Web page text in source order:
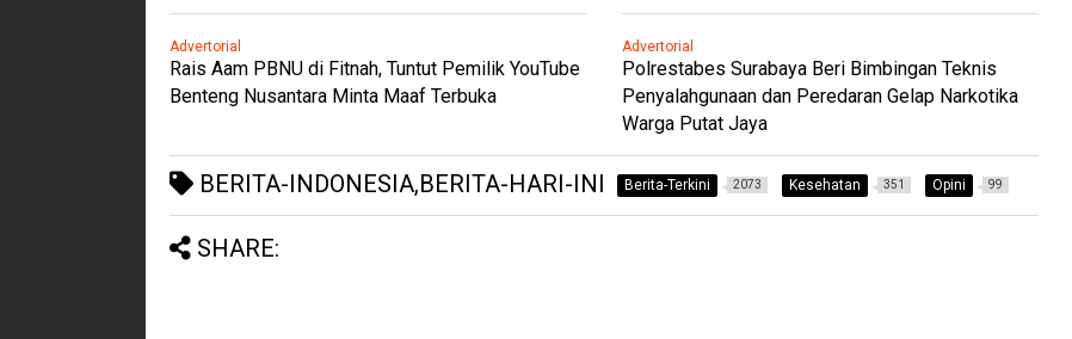
Advertorial
Rais Aam PBNU di Fitnah, Tuntut Pemilik YouTube
Benteng Nusantara Minta Maaf Terbuka
Advertorial
Polrestabes Surabaya Beri Bimbingan Teknis
Penyalahgunaan dan Peredaran Gelap Narkotika
Warga Putat Jaya
BERITA-INDONESIA,BERITA-HARI-INI Berita-Terkini 2073 Kesehatan 351 Opini 99
SHARE: